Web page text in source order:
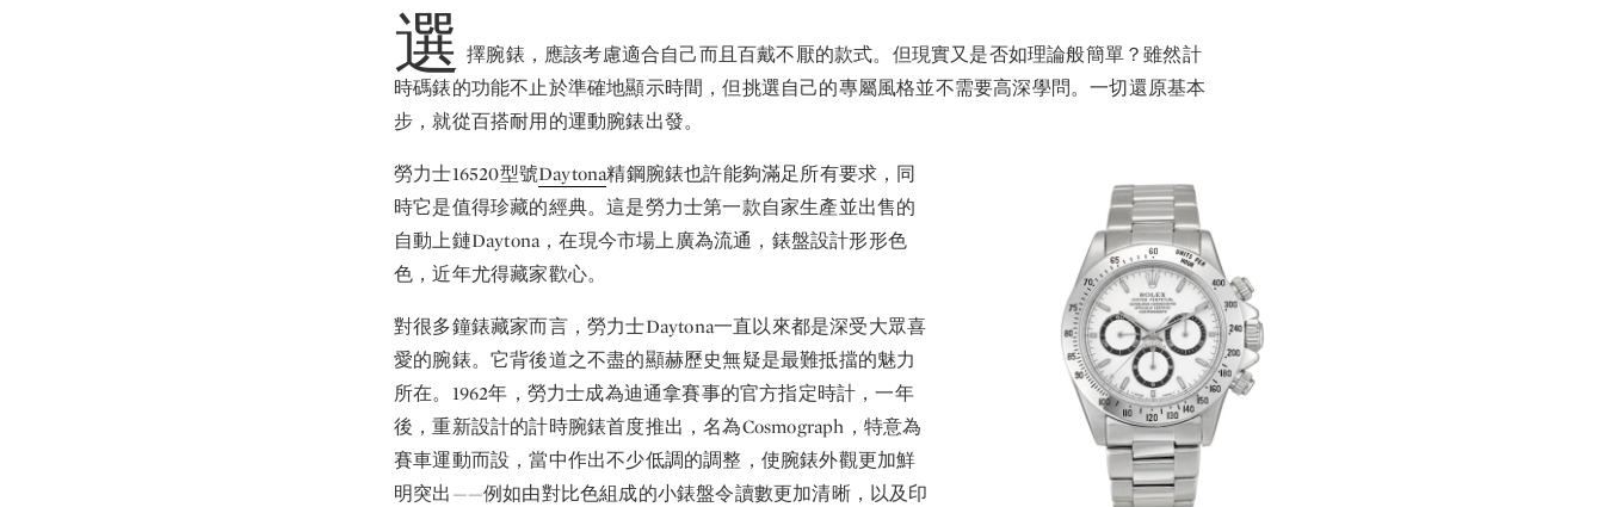
選 擇腕錶，應該考慮適合自己而且百戴不厭的款式。但現實又是否如理論般簡單？雖然計
時碼錶的功能不止於準確地顯示時間，但挑選自己的專屬風格並不需要高深學問。一切還原基本
步，就從百搭耐用的運動腕錶出發。
勞力士16520型號Daytona精鋼腕錶也許能夠滿足所有要求，同
時它是值得珍藏的經典。這是勞力士第一款自家生產並出售的
自動上鏈Daytona，在現今市場上廣為流通，錶盤設計形形色
色，近年尤得藏家歡心。
對很多鐘錶藏家而言，勞力士Daytona一直以來都是深受大眾喜
愛的腕錶。它背後道之不盡的顯赫歷史無疑是最難抵擋的魅力
所在。1962年，勞力士成為迪通拿賽事的官方指定時計，一年
後，重新設計的計時腕錶首度推出，名為Cosmograph，特意為
賽車運動而設，當中作出不少低調的調整，使腕錶外觀更加鮮
明突出——例如由對比色組成的小錶盤令讀數更加清晰，以及印